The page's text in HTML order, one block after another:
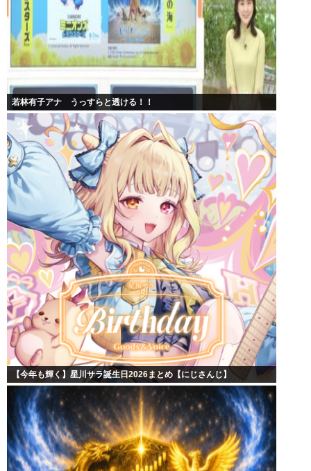
若林有子アナ うっすらと透ける！！
【今年も輝く】星川サラ誕生日2026まとめ【にじさんじ】